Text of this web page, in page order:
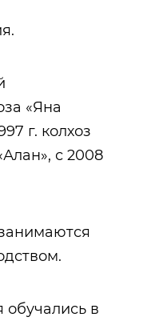
«Яна
г. колхоз
с 2008
обучались в